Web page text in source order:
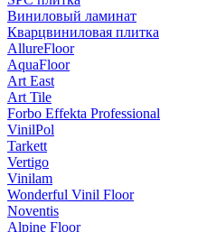
Виниловый ламинат
Кварцвиниловая плитка
AllureFloor
AquaFloor
Art East
Art Tile
Forbo Effekta Professional
VinilPol
Tarkett
Vertigo
Vinilam
Wonderful Vinil Floor
Noventis
Alpine Floor